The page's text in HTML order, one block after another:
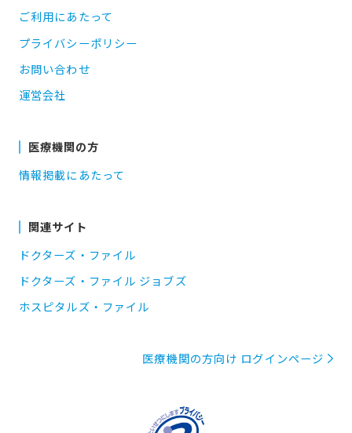
ご利用にあたって
プライバシーポリシー
お問い合わせ
運営会社
医療機関の方
情報掲載にあたって
関連サイト
ドクターズ・ファイル
ドクターズ・ファイル ジョブズ
ホスピタルズ・ファイル
医療機関の方向け ログインページ